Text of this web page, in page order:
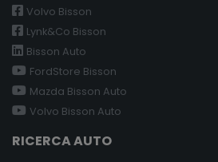
Volvo Bisson
Lynk&Co Bisson
Bisson Auto
FordStore Bisson
Mazda Bisson Auto
Volvo Bisson Auto
RICERCA AUTO